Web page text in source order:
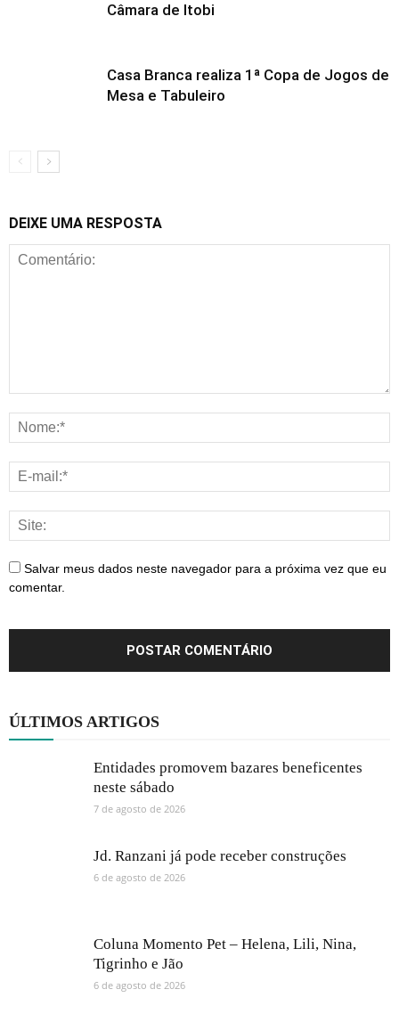
Câmara de Itobi
Casa Branca realiza 1ª Copa de Jogos de
Mesa e Tabuleiro
DEIXE UMA RESPOSTA
Salvar meus dados neste navegador para a próxima vez que eu
comentar.
ÚLTIMOS ARTIGOS
Entidades promovem bazares beneficentes
neste sábado
7 de agosto de 2026
Jd. Ranzani já pode receber construções
6 de agosto de 2026
Coluna Momento Pet – Helena, Lili, Nina,
Tigrinho e Jão
6 de agosto de 2026